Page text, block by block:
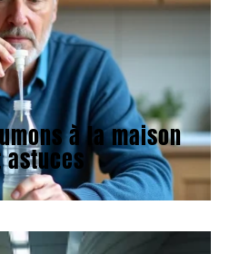
à la maison
astuces